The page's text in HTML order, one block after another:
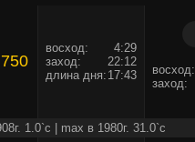
750
восход:
4:29
заход:
22:12
длина дня: 17:43 восход:
заход:
1.0`c | max в 1980г. 31.0`c